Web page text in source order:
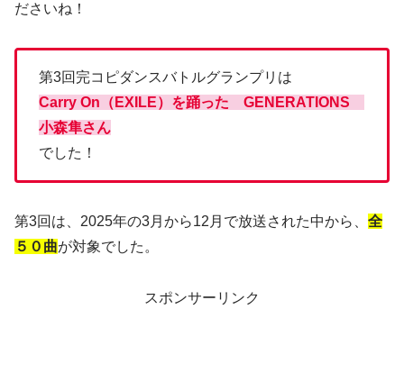
ださいね！
第3回完コピダンスバトルグランプリは
Carry On（EXILE）を踊った GENERATIONS
小森隼さん
でした！
第3回は、2025年の3月から12月で放送された中から、 全
５０曲が対象でした。
スポンサーリンク